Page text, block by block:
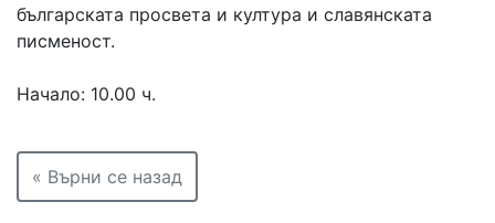
българската просвета и култура и славянската
писменост.
Начало: 10.00 ч.
« Върни се назад